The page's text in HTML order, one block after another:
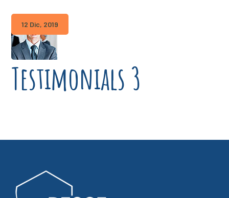
12 Dic, 2019
Testimonials 3